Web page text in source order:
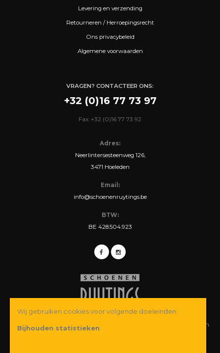
Levering en verzending
Retourneren / Herroepingsrecht
Ons privacybeleid
Algemene voorwaarden
VRAGEN? CONTACTEER ONS:
+32 (0)16 77 73 97
Fax: +32 (0)16 77 73 92
Adres:
Neerlintersesteenweg 126,
3471 Hoeleden
Email:
info@schoenenruytings.be
BTW:
BE 428.504.923
© Copyright 2026 Schoenen Ruytings BVBA. Alle rechten voorbehouden.
Wij gebruiken cookies voor volgende doeleinden:
Bijhouden statistieken